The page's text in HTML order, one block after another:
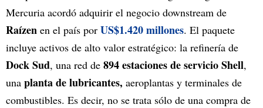
Mercuria acordó adquirir el negocio downstream de
Raízen en el país por US$1.420 millones. El paquete
incluye activos de alto valor estratégico: la refinería de
Dock Sud, una red de 894 estaciones de servicio Shell,
una planta de lubricantes, aeroplantas y terminales de
combustibles. Es decir, no se trata sólo de una compra de